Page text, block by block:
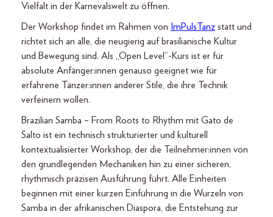
Vielfalt in der Karnevalswelt zu öffnen.
Der Workshop findet im Rahmen von ImPulsTanz statt und
richtet sich an alle, die neugierig auf brasilianische Kultur
und Bewegung sind. Als „Open Level“-Kurs ist er für
absolute Anfänger:innen genauso geeignet wie für
erfahrene Tänzer:innen anderer Stile, die ihre Technik
verfeinern wollen.
Brazilian Samba – From Roots to Rhythm mit Gato de
Salto ist ein technisch strukturierter und kulturell
kontextualisierter Workshop, der die Teilnehmer:innen von
den grundlegenden Mechaniken hin zu einer sicheren,
rhythmisch präzisen Ausführung führt. Alle Einheiten
beginnen mit einer kurzen Einführung in die Wurzeln von
Samba in der afrikanischen Diaspora, die Entstehung zur